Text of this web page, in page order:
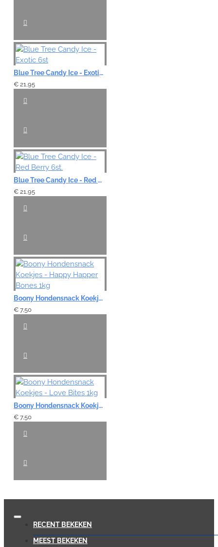
Blue Tree Candy Ice - Exotic 6st
€ 21,95
Blue Tree Candy Ice - Red Berry 6st.
€ 21,95
Boony Hondensnack Koekjes - Happy Happer Bones 1kg
€ 7,50
Boony Hondensnack Koekjes - Love Bites 1kg
€ 7,50
RECENT BEKEKEN
MEEST BEKEKEN